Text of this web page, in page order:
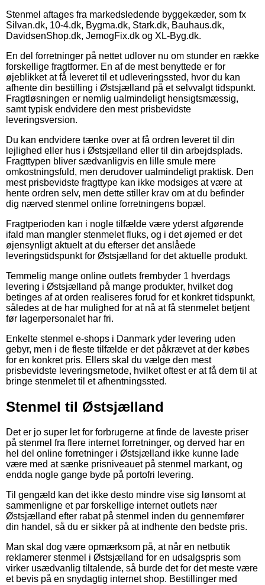
Stenmel aftages fra markedsledende byggekæder, som fx
Silvan.dk, 10-4.dk, Bygma.dk, Stark.dk, Bauhaus.dk,
DavidsenShop.dk, JemogFix.dk og XL-Byg.dk.
En del forretninger på nettet udlover nu om stunder en række
forskellige fragtformer. En af de mest benyttede er for
øjeblikket at få leveret til et udleveringssted, hvor du kan
afhente din bestilling i Østsjælland på et selvvalgt tidspunkt.
Fragtløsningen er nemlig ualmindeligt hensigtsmæssig,
samt typisk endvidere den mest prisbevidste
leveringsversion.
Du kan endvidere tænke over at få ordren leveret til din
lejlighed eller hus i Østsjælland eller til din arbejdsplads.
Fragttypen bliver sædvanligvis en lille smule mere
omkostningsfuld, men derudover ualmindeligt praktisk. Den
mest prisbevidste fragttype kan ikke modsiges at være at
hente ordren selv, men dette stiller krav om at du befinder
dig nærved stenmel online forretningens bopæl.
Fragtperioden kan i nogle tilfælde være yderst afgørende
ifald man mangler stenmelet fluks, og i det øjemed er det
øjensynligt aktuelt at du efterser det anslåede
leveringstidspunkt for Østsjælland for det aktuelle produkt.
Temmelig mange online outlets frembyder 1 hverdags
levering i Østsjælland på mange produkter, hvilket dog
betinges af at orden realiseres forud for et konkret tidspunkt,
således at de har mulighed for at nå at få stenmelet betjent
før lagerpersonalet har fri.
Enkelte stenmel e-shops i Danmark yder levering uden
gebyr, men i de fleste tilfælde er det påkrævet at der købes
for en konkret pris. Ellers skal du vælge den mest
prisbevidste leveringsmetode, hvilket oftest er at få dem til at
bringe stenmelet til et afhentningssted.
Stenmel til Østsjælland
Det er jo super let for forbrugerne at finde de laveste priser
på stenmel fra flere internet forretninger, og derved har en
hel del online forretninger i Østsjælland ikke kunne lade
være med at sænke prisniveauet på stenmel markant, og
endda nogle gange byde på portofri levering.
Til gengæld kan det ikke desto mindre vise sig lønsomt at
sammenligne et par forskellige internet outlets nær
Østsjælland efter rabat på stenmel inden du gennemfører
din handel, så du er sikker på at indhente den bedste pris.
Man skal dog være opmærksom på, at når en netbutik
reklamerer stenmel i Østsjælland for en udsalgspris som
virker usædvanlig tiltalende, så burde det for det meste være
et bevis på en snydagtig internet shop. Bestillinger med